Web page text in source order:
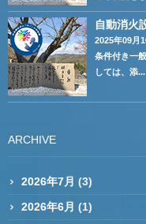
自動消火
2025年09月
条件付き一
しては、添...
ARCHIVE
2026年7月 (3)
2026年6月 (1)